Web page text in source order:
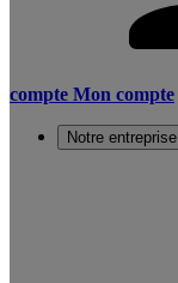
compte Mon compte
Notre entreprise